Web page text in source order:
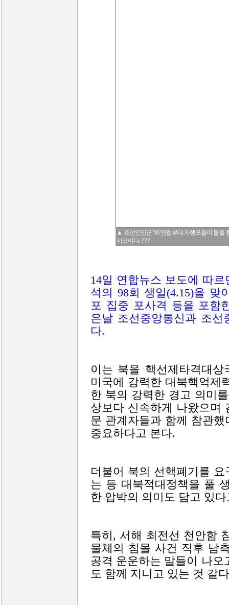
▲ 조선인민군 567연합부대 자행포들이 불을
사포이다. ? ? ?
14일 연합뉴스 보도에 따
석의 98회 생일(4.15)을 맞
포 집중 포사격 등을 포함
은날 조선중앙통신과 조
다.
이는 북을 핵선제타격대
미국에 강력한 대북핵억제
한 북의 강력한 경고 의미
상보다 신속하게 나왔으며
문 관계자들과 함께 참관
중요하다고 본다.
더불어 북의 선핵폐기를
는 등 대북적대정책을 풀
한 압박의 의미도 담고 있
특히, 서해 최전선 천안함
물체의 침몰 사건 직후 남
공격 운운하는 말들이 나
도 함께 지니고 있는 것 같